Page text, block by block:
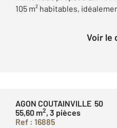
105 m² habitables,
Voir
AGON COUTAINVILLE 50
55,60 m2, 3 pièces
Ref : 16885